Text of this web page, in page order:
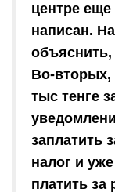
центре
написан.
объяснить,
Во-вторых,
тыс тенге
заплатить
налог и
платить за